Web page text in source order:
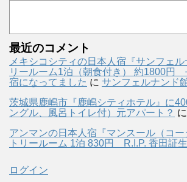
最近のコメント
メキシコシティの日本人宿『サンフェル
リールーム1泊（朝食付き） 約1800円
宿になってました に サンフェルナンド
茨城県鹿嶋市『鹿嶋シティホテル』に
ングル、風呂トイレ付）元アパート？ に
アンマンの日本人宿『マンスール（コー
トリールーム 1泊 830円 R.I.P. 香田証
ログイン